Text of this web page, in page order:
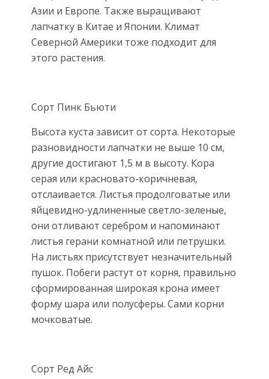
Азии и Европе. Также выращивают
лапчатку в Китае и Японии. Климат
Северной Америки тоже подходит для
этого растения.
Сорт Пинк Бьюти
Высота куста зависит от сорта. Некоторые
разновидности лапчатки не выше 10 см,
другие достигают 1,5 м в высоту. Кора
серая или красновато-коричневая,
отслаивается. Листья продолговатые или
яйцевидно-удлиненные светло-зеленые,
они отливают серебром и напоминают
листья герани комнатной или петрушки.
На листьях присутствует незначительный
пушок. Побеги растут от корня, правильно
сформированная широкая крона имеет
форму шара или полусферы. Сами корни
мочковатые.
Сорт Ред Айс